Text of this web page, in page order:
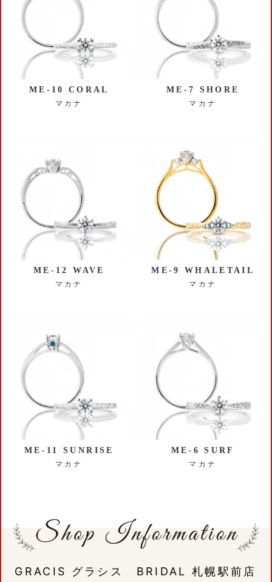
ME-10 CORAL
マカナ
ME-7 SHORE
マカナ
ME-12 WAVE
マカナ
ME-9 WHALETAIL
マカナ
ME-11 SUNRISE
マカナ
ME-6 SURF
マカナ
GRACIS グラシス BRIDAL 札幌駅前店